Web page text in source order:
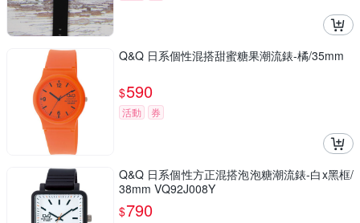
Q&Q 日系個性混搭甜蜜糖果潮流錶-橘/35mm
$590
活動 券
Q&Q 日系個性方正混搭泡泡糖潮流錶-白x黑框/
38mm VQ92J008Y
$790